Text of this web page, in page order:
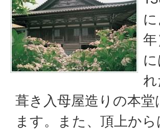
葺き入母屋造りの本
ます。また、頂上か